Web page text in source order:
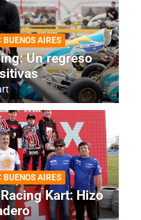
BUENOS AIRES
Un regreso
BUENOS AIRES
Kart: Hizo